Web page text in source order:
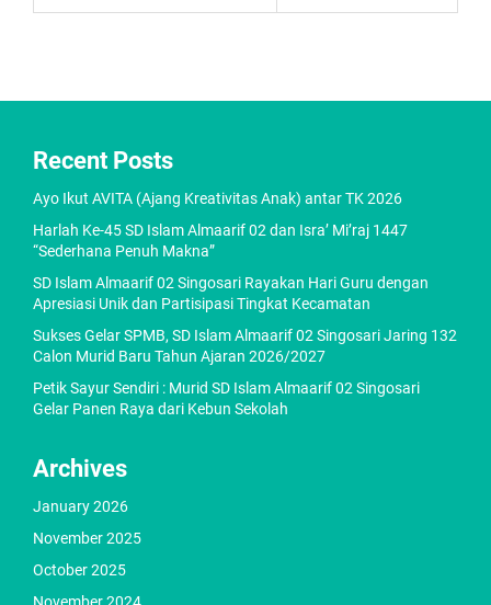
Recent Posts
Ayo Ikut AVITA (Ajang Kreativitas Anak) antar TK 2026
Harlah Ke-45 SD Islam Almaarif 02 dan Isra’ Mi’raj 1447
“Sederhana Penuh Makna”
SD Islam Almaarif 02 Singosari Rayakan Hari Guru dengan
Apresiasi Unik dan Partisipasi Tingkat Kecamatan
Sukses Gelar SPMB, SD Islam Almaarif 02 Singosari Jaring 132
Calon Murid Baru Tahun Ajaran 2026/2027
Petik Sayur Sendiri : Murid SD Islam Almaarif 02 Singosari
Gelar Panen Raya dari Kebun Sekolah
Archives
January 2026
November 2025
October 2025